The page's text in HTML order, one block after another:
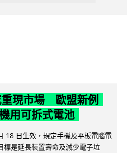
重現市場 歐盟新例
用可拆式電池
18 日生效，規定手機及平板電腦電
標是延長裝置壽命及減少電子垃